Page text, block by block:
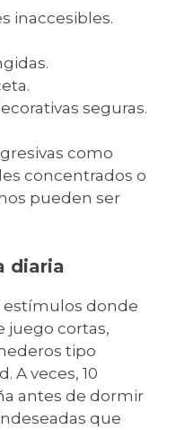
inaccesibles.
seguras.
como
concentrados o
pueden ser
diaria
estímulos donde
juego cortas,
tipo
A veces, 10
antes de dormir
que